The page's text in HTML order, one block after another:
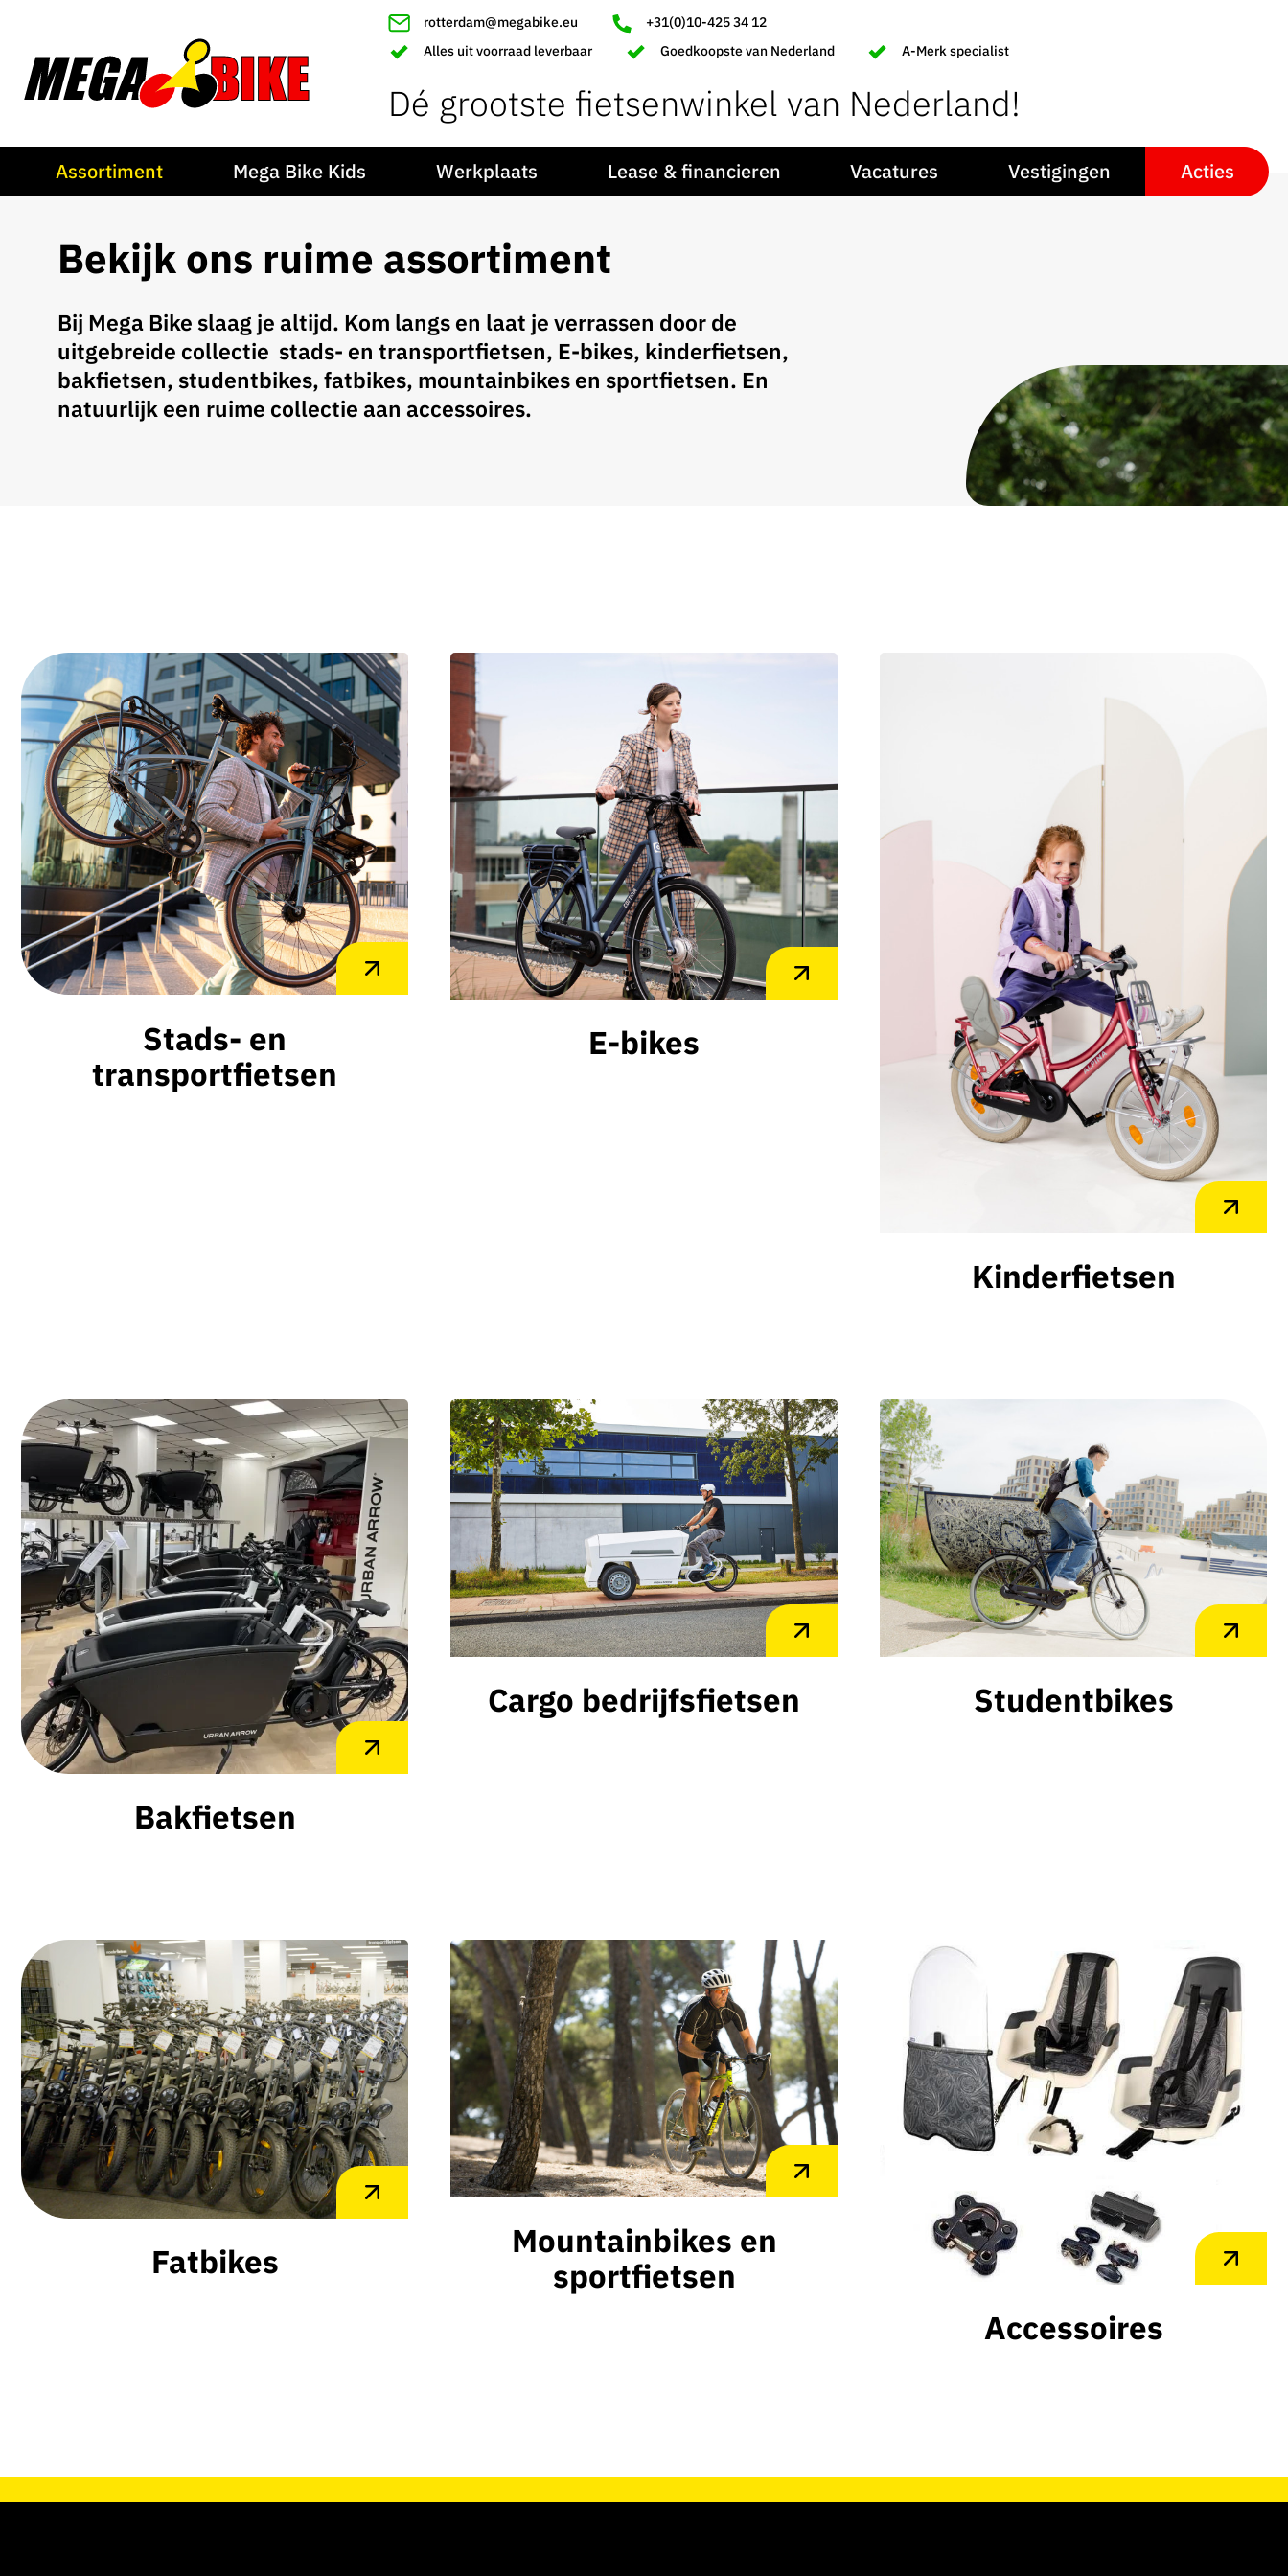
rotterdam@megabike.eu
+31(0)10-425 34 12
Alles uit voorraad leverbaar
Goedkoopste van Nederland A-Merk specialist
Dé grootste fietsenwinkel van Nederland!
Assortiment Mega Bike Kids Werkplaats Lease & financieren Vacatures Vestigingen Acties
Bekijk ons ruime assortiment
Bij Mega Bike slaag je altijd. Kom langs en laat je verrassen door de
uitgebreide collectie stads- en transportfietsen, E-bikes, kinderfietsen,
bakfietsen, studentbikes, fatbikes, mountainbikes en sportfietsen. En
natuurlijk een ruime collectie aan accessoires.
Stads- en
transportfietsen
E-bikes
Kinderfietsen
Bakfietsen
Cargo bedrijfsfietsen Studentbikes
Fatbikes
Mountainbikes en
sportfietsen
Accessoires